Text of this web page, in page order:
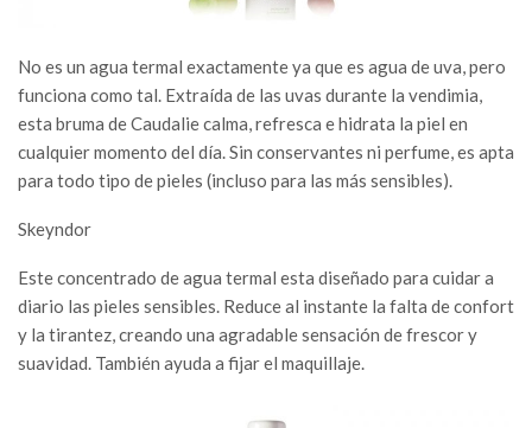
No es un agua termal exactamente ya que es agua de uva, pero
funciona como tal. Extraída de las uvas durante la vendimia,
esta bruma de Caudalie calma, refresca e hidrata la piel en
cualquier momento del día. Sin conservantes ni perfume, es apta
para todo tipo de pieles (incluso para las más sensibles).
Skeyndor
Este concentrado de agua termal esta diseñado para cuidar a
diario las pieles sensibles. Reduce al instante la falta de confort
y la tirantez, creando una agradable sensación de frescor y
suavidad. También ayuda a fijar el maquillaje.